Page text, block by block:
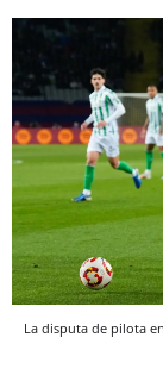
La disputa de pilota